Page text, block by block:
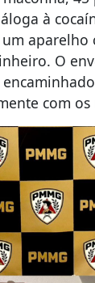
à
aparelho
O
com os